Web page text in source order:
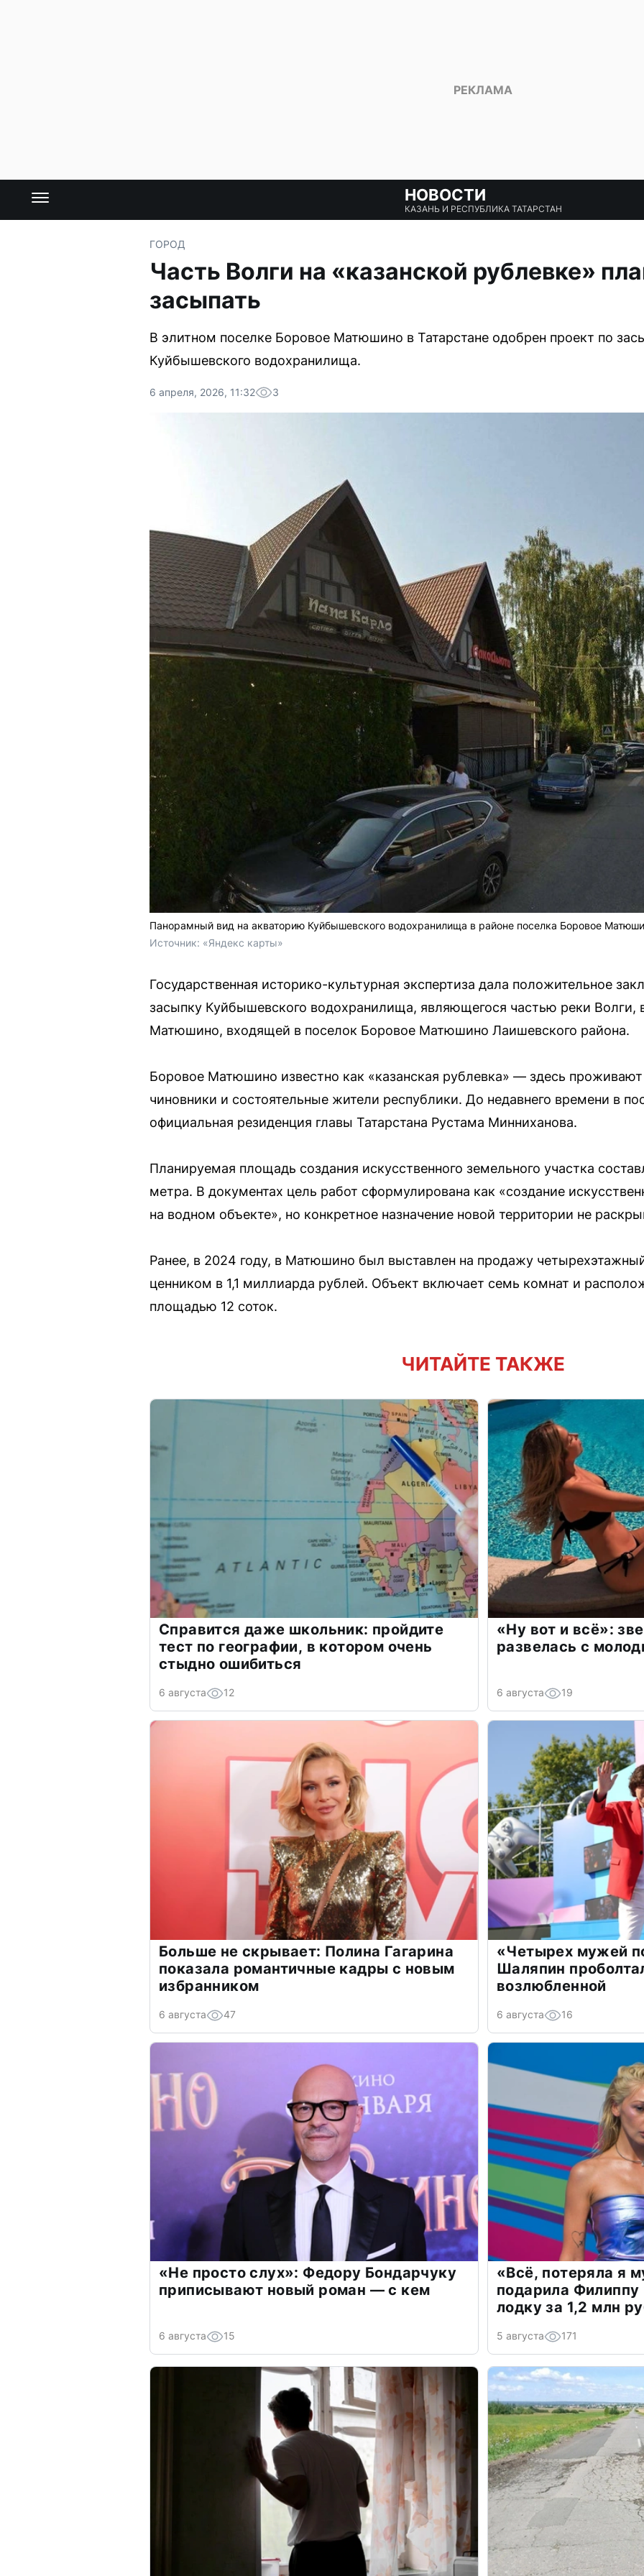
НОВОСТИ
КАЗАНЬ И РЕСПУБЛИКА ТАТАРСТАН
ГОРОД
Часть Волги на «казанской рублевке»
засыпать
В элитном поселке Боровое Матюшино в Татарстане одобрен проект по
Куйбышевского водохранилища.
6 апреля, 2026, 11:32 3
Панорамный вид на акваторию Куйбышевского водохранилища в районе поселка Боровое
Источник: «Яндекс карты»
Государственная историко-культурная экспертиза дала положительное
засыпку Куйбышевского водохранилища, являющегося частью реки Волги,
Матюшино, входящей в поселок Боровое Матюшино Лаишевского района.
Боровое Матюшино известно как «казанская рублевка» — здесь
чиновники и состоятельные жители республики. До недавнего времени в
официальная резиденция главы Татарстана Рустама Минниханова.
Планируемая площадь создания искусственного земельного участка
метра. В документах цель работ сформулирована как «создание
на водном объекте», но конкретное назначение новой территории не
Ранее, в 2024 году, в Матюшино был выставлен на продажу
ценником в 1,1 миллиарда рублей. Объект включает семь комнат и
площадью 12 соток.
ЧИТАЙТЕ ТАКЖЕ
Справится даже школьник: пройдите
тест по географии, в котором очень
стыдно ошибиться
6 августа 12
«Ну вот и всё»:
развелась с
6 августа 19
Больше не скрывает: Полина Гагарина
показала романтичные кадры с новым
избранником
6 августа 47
«Четырех мужей
Шаляпин
возлюбленной
6 августа 16
«Не просто слух»: Федору Бондарчуку
приписывают новый роман — с кем
6 августа 15
«Всё, потеряла я
подарила
лодку за 1,2 млн
5 августа 171